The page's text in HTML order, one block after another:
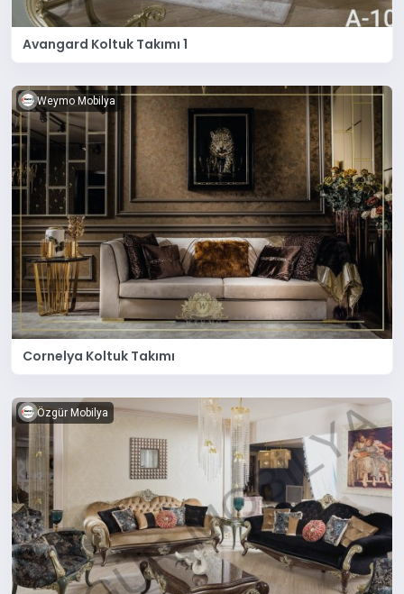
Avangard Koltuk Takımı 1
Weymo Mobilya
Cornelya Koltuk Takımı
Özgür Mobilya